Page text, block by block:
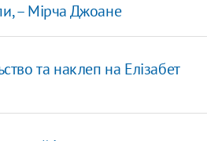
– Мірча Джоане
та наклеп на Елізабет